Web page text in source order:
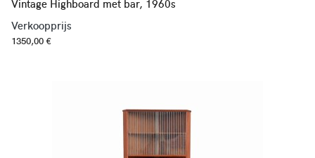
Vintage Highboard met bar, 1960s
Verkoopprijs
1350,00 €